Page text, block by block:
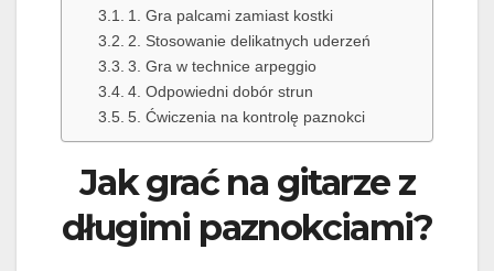
1. Gra palcami zamiast kostki
2. Stosowanie delikatnych uderzeń
3. Gra w technice arpeggio
4. Odpowiedni dobór strun
5. Ćwiczenia na kontrolę paznokci
Jak grać na gitarze z
długimi paznokciami?